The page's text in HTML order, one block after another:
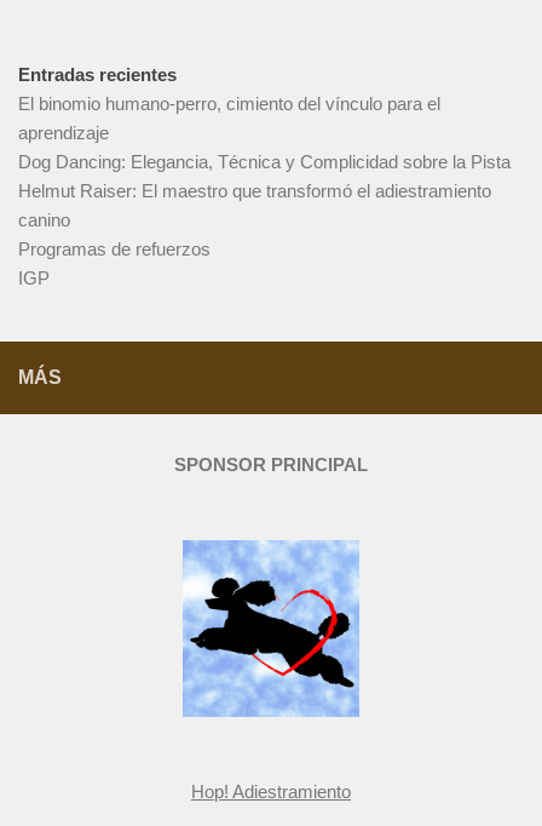
Entradas recientes
El binomio humano-perro, cimiento del vínculo para el
aprendizaje
Dog Dancing: Elegancia, Técnica y Complicidad sobre la Pista
Helmut Raiser: El maestro que transformó el adiestramiento
canino
Programas de refuerzos
IGP
MÁS
SPONSOR PRINCIPAL
Hop! Adiestramiento